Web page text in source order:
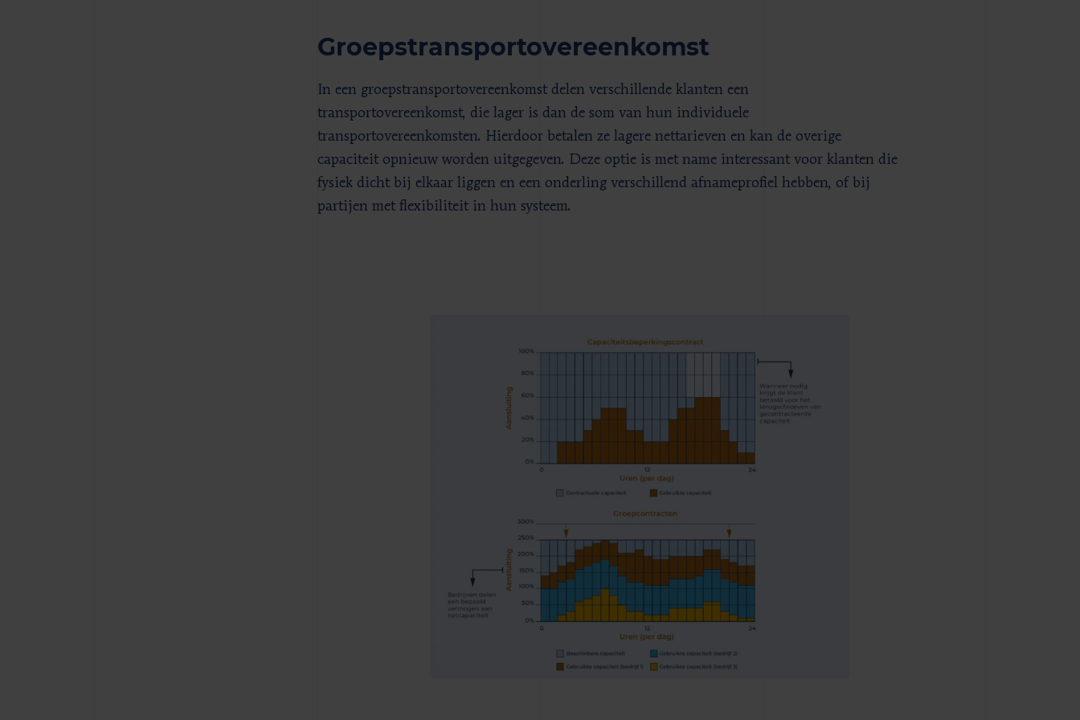
Groepstransportovereenkomst
In een groepstransportovereenkomst delen verschillende klanten een
transportovereenkomst, die lager is dan de som van hun individuele
transportovereenkomsten. Hierdoor betalen ze lagere nettarieven en kan de overige
capaciteit opnieuw worden uitgegeven. Deze optie is met name interessant voor klanten die
fysiek dicht bij elkaar liggen en een onderling verschillend afnameprofiel hebben, of bij
partijen met flexibiliteit in hun systeem.